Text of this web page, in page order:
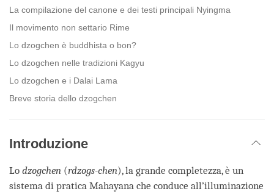
La compilazione del canone e dei testi principali Nyingma
Il movimento non settario Rime
Lo dzogchen è buddhista o bon?
Lo dzogchen nelle tradizioni Kagyu
Lo dzogchen e i Dalai Lama
Breve storia dello dzogchen
Introduzione
Lo dzogchen (rdzogs-chen), la grande completezza, è un
sistema di pratica Mahayana che conduce all’illuminazione